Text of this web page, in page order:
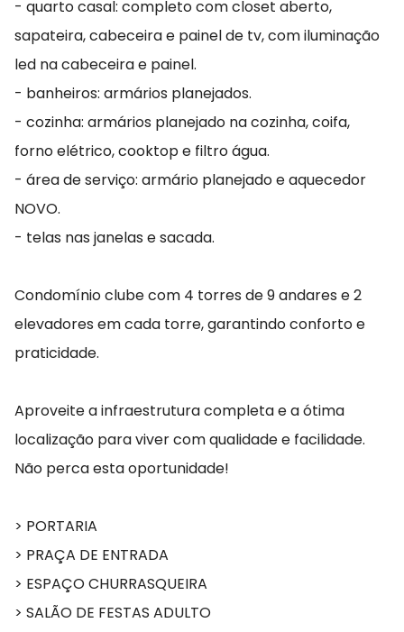
- quarto casal: completo com closet aberto,
sapateira, cabeceira e painel de tv, com iluminação
led na cabeceira e painel.
- banheiros: armários planejados.
- cozinha: armários planejado na cozinha, coifa,
forno elétrico, cooktop e filtro água.
- área de serviço: armário planejado e aquecedor
NOVO.
- telas nas janelas e sacada.
Condomínio clube com 4 torres de 9 andares e 2
elevadores em cada torre, garantindo conforto e
praticidade.
Aproveite a infraestrutura completa e a ótima
localização para viver com qualidade e facilidade.
Não perca esta oportunidade!
> PORTARIA
> PRAÇA DE ENTRADA
> ESPAÇO CHURRASQUEIRA
> SALÃO DE FESTAS ADULTO